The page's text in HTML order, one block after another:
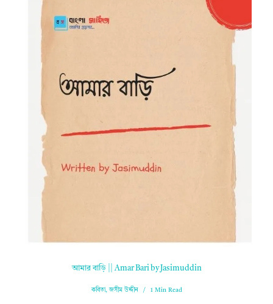
আমার বাড়ি || Amar Bari by Jasimuddin
কবিতা,জসীম উদ্দীন 1 Min Read